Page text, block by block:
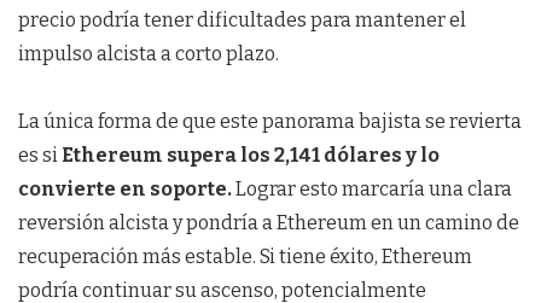
precio podría tener dificultades para mantener el
impulso alcista a corto plazo.
La única forma de que este panorama bajista se revierta
es si Ethereum supera los 2,141 dólares y lo
convierte en soporte.Lograr esto marcaría una clara
reversión alcista y pondría a Ethereum en un camino de
recuperación más estable. Si tiene éxito, Ethereum
podría continuar su ascenso, potencialmente